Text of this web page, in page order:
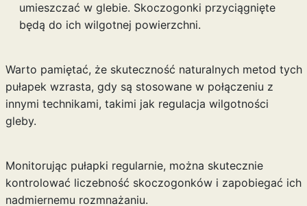
umieszczać w glebie. Skoczogonki przyciągnięte
będą do ich wilgotnej powierzchni.
Warto pamiętać, że skuteczność naturalnych metod tych
pułapek wzrasta, gdy są stosowane w połączeniu z
innymi technikami, takimi jak regulacja wilgotności
gleby.
Monitorując pułapki regularnie, można skutecznie
kontrolować liczebność skoczogonków i zapobiegać ich
nadmiernemu rozmnażaniu.